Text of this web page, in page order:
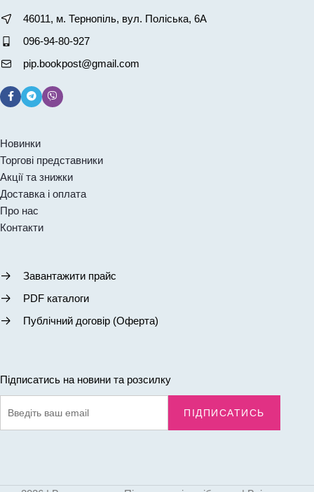
46011, м. Тернопіль, вул. Поліська, 6А
096-94-80-927
pip.bookpost@gmail.com
Новинки
Торгові представники
Акції та знижки
Доставка і оплата
Про нас
Контакти
Завантажити прайс
PDF каталоги
Публічний договір (Оферта)
Підписатись на новини та розсилку
ПІДПИСАТИСЬ